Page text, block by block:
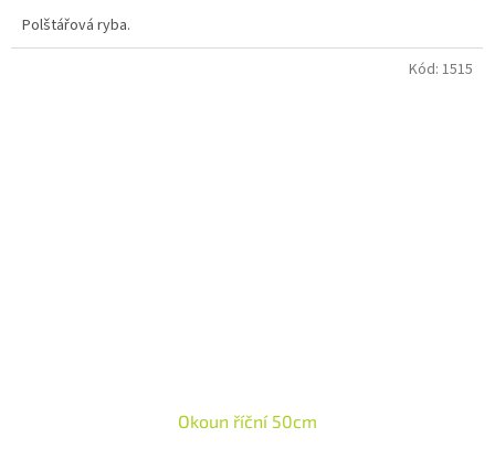
Polštářová ryba.
Okoun říční 50cm
Kód: 1515